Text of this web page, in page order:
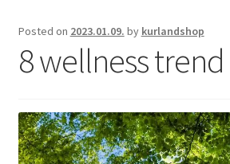
Blog
Facebook
Posted on 2023.01.09. by kurlandshop
8 wellness